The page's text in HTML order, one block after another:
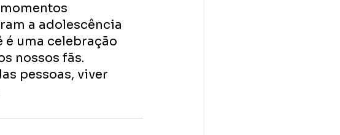
a adolescência
é uma celebração
nossos fãs.
pessoas, viver